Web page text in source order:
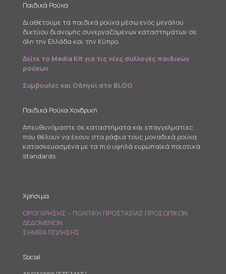
Παιδικά Ρούχα
Διαθέτουμε τα παιδικά ρούχα μέσω ενός μεγάλου
δικτύου διανομής συνεργαζόμενων καταστημάτων σε
όλη την Ελλάδα και την Κύπρο.
Δείτε το Media Kit για τις νέες συλλογές παιδικών
ρούχων
Συμβουλές και Οδηγοί στο BLOG
Παιδικά Ρούχα Χονδρική
Απευθυνόμαστε σε καταστήματα και επαγγελματίες
που θέλουν να έχουν στα ράφια τους μοναδικά ρούχα
κατασκευασμένα με τα πιο υψηλά ευρωπαϊκά ποιοτικά
standards.
Χρήσιμα
ΟΡΟΙ ΧΡΗΣΗΣ – ΠΟΛΙΤΙΚΗ ΠΡΟΣΤΑΣΙΑΣ ΠΡΟΣΩΠΙΚΩΝ
ΔΕΔΟΜΕΝΩΝ
ΣΗΜΕΙΑ ΠΩΛΗΣΗΣ
Social